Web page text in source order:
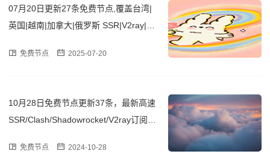
07月20日更新27条免费节点,覆盖台湾|
英国|越南|加拿大|俄罗斯 SSR|V2ray|Cla
免费节点 2025-07-20
10月28日免费节点更新37条，最新高速
SSR/Clash/Shadowrocket/V2ray订阅链
免费节点 2024-10-28